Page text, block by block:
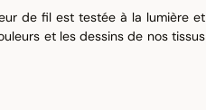
de fil est testée à la lumière et
et les dessins de nos tissus